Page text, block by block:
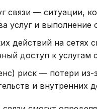
связи — ситуации,
услуг и выполнение
действий на сетях
доступ к услугам
риск — потери из-
и внутренних